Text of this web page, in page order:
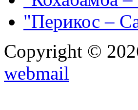
"Перикос –
Copyright ©
webmail